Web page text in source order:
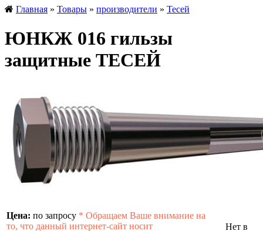
Главная » Товары » производители » Тесей
ЮНКЖ 016 гильзы
защитные ТЕСЕЙ
Цена: по запросу * Обращаем Ваше внимание на
то, что данный интернет-сайт носит
Нет в